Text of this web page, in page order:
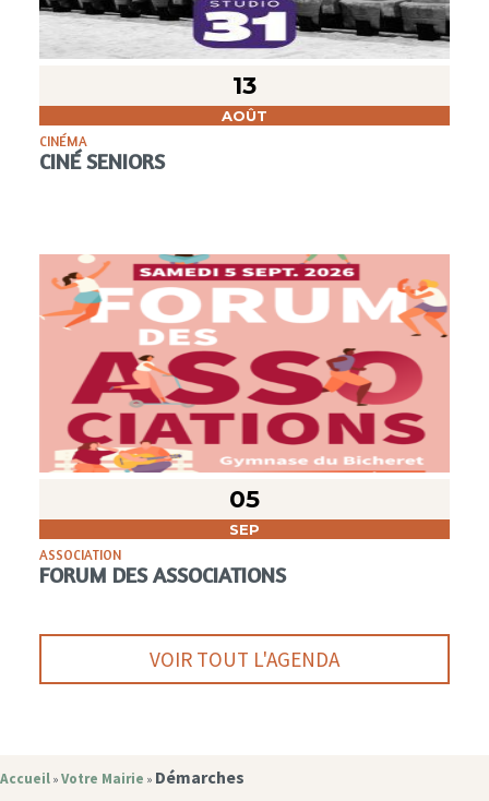
13
AOÛT
CINÉMA
CINÉ SENIORS
05
SEP
ASSOCIATION
FORUM DES ASSOCIATIONS
VOIR TOUT L'AGENDA
Accueil » Votre Mairie » Démarches